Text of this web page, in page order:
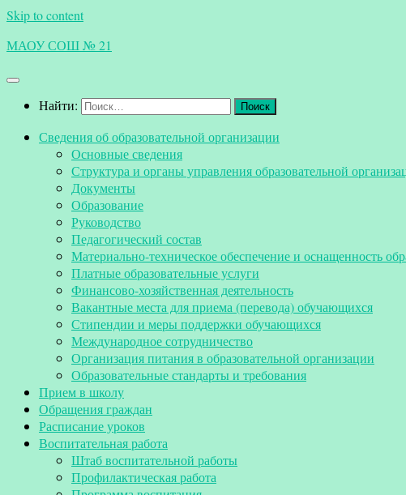
Skip to content
МАОУ СОШ № 21
Найти:
Сведения об образовательной организации
Основные сведения
Структура и органы управления образовательной
Документы
Образование
Руководство
Педагогический состав
Материально-техническое обеспечение и оснащенность
Платные образовательные услуги
Финансово-хозяйственная деятельность
Вакантные места для приема (перевода) обучающихся
Стипендии и меры поддержки обучающихся
Международное сотрудничество
Организация питания в образовательной организации
Образовательные стандарты и требования
Прием в школу
Обращения граждан
Расписание уроков
Воспитательная работа
Штаб воспитательной работы
Профилактическая работа